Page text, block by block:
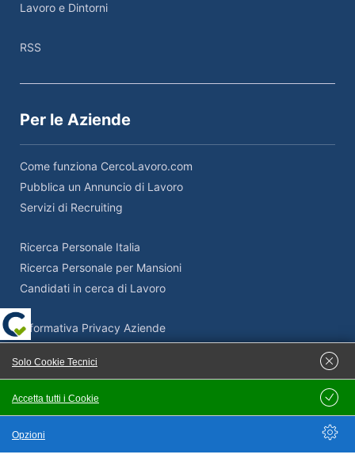
Lavoro e Dintorni
RSS
Per le Aziende
Come funziona CercoLavoro.com
Pubblica un Annuncio di Lavoro
Servizi di Recruiting
Ricerca Personale Italia
Ricerca Personale per Mansioni
Candidati in cerca di Lavoro
Informativa Privacy Aziende
Adempimenti Privacy Aziende
Come pubblicare un’offerta di lavoro su Cercolavoro.com
Accetta tutti i Cookie
Solo Cookie Tecnici
Salva
Opzioni